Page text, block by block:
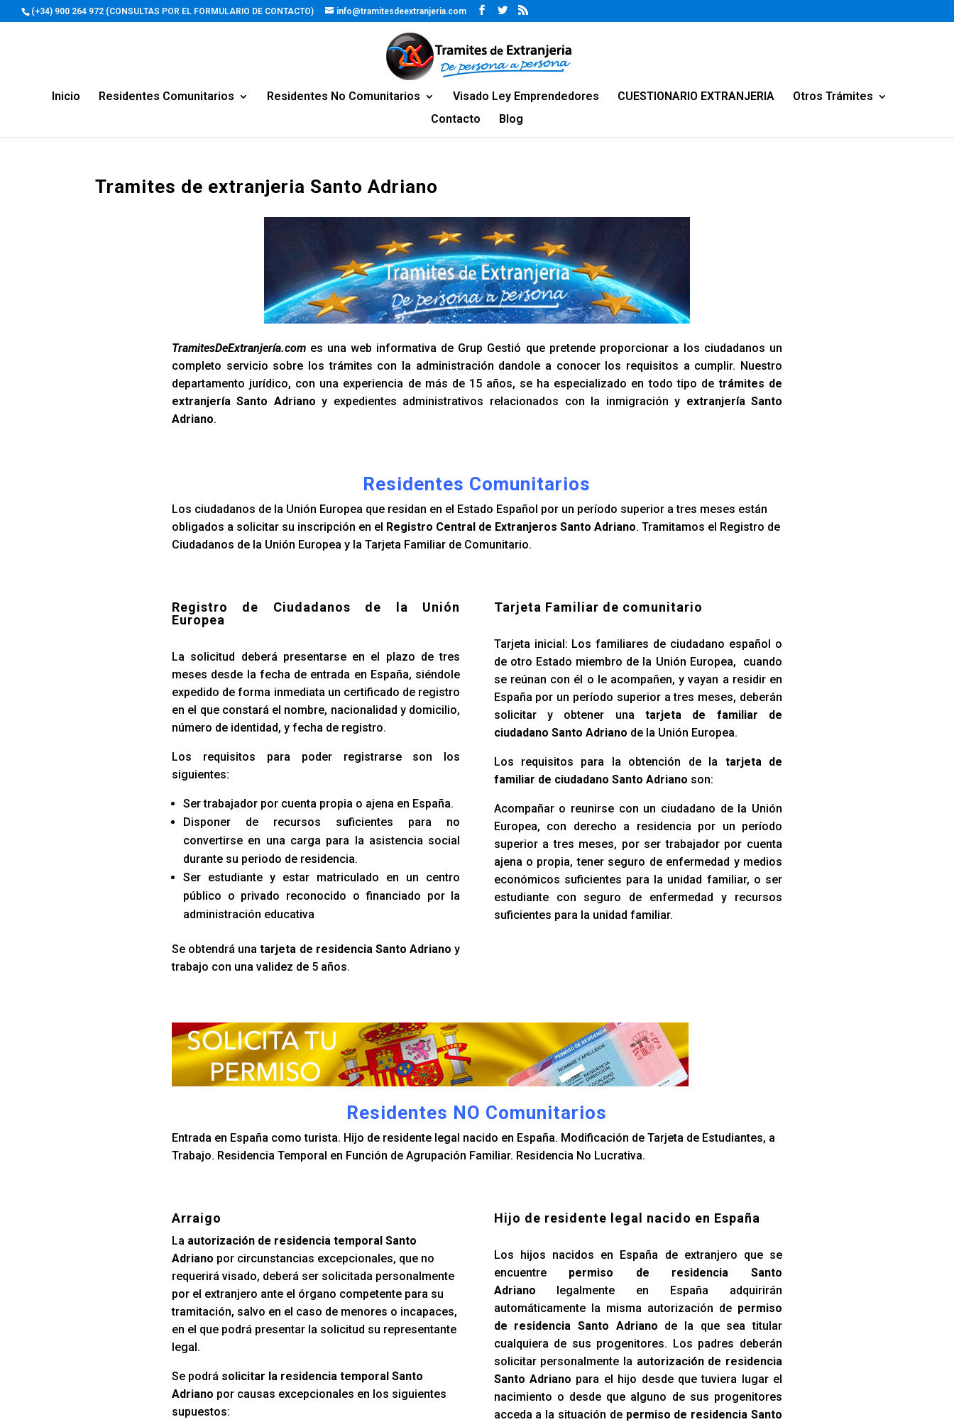
(+34) 900 264 972 (CONSULTAS POR EL FORMULARIO DE CONTACTO) info@tramitesdeextranjeria.com
Inicio Residentes Comunitarios Residentes No Comunitarios Visado Ley Emprendedores CUESTIONARIO EXTRANJERIA
Otros Trámites
Contacto
Blog
Tramites de extranjeria Santo Adriano
TramitesDeExtranjería.comes una web informativa de Grup Gestió que pretende proporcionar a los ciudadanos un
completo servicio sobre los trámites con la administración dandole a conocer los requisitos a cumplir. Nuestro
departamento jurídico, con una experiencia de más de 15 años, se ha especializado en todo tipo de trámites de
extranjería Santo Adriano y expedientes administrativos relacionados con la inmigración y extranjería Santo
Adriano.
Residentes Comunitarios
Los ciudadanos de la Unión Europea que residan en el Estado Español por un período superior a tres meses están
obligados a solicitar su inscripción en el Registro Central de Extranjeros Santo Adriano. Tramitamos el Registro de
Ciudadanos de la Unión Europea y la Tarjeta Familiar de Comunitario.
Registro de Ciudadanos de la Unión
Europea
La solicitud deberá presentarse en el plazo de tres
meses desde la fecha de entrada en España, siéndole
expedido de forma inmediata un certificado de registro
en el que constará el nombre, nacionalidad y domicilio,
número de identidad, y fecha de registro.
Los requisitos para poder registrarse son los
siguientes:
Ser trabajador por cuenta propia o ajena en España.
Disponer de recursos suficientes para no
convertirse en una carga para la asistencia social
durante su periodo de residencia.
Ser estudiante y estar matriculado en un centro
público o privado reconocido o financiado por la
administración educativa
Se obtendrá unatarjeta de residencia Santo Adriano y
trabajo con una validez de 5 años.
Tarjeta Familiar de comunitario
Tarjeta inicial: Los familiares de ciudadano español o
de otro Estado miembro de la Unión Europea, cuando
se reúnan con él o le acompañen, y vayan a residir en
España por un período superior a tres meses, deberán
solicitar y obtener una tarjeta de familiar de
ciudadano Santo Adriano de la Unión Europea.
Los requisitos para la obtención de la tarjeta de
familiar de ciudadano Santo Adriano son:
Acompañar o reunirse con un ciudadano de la Unión
Europea, con derecho a residencia por un período
superior a tres meses, por ser trabajador por cuenta
ajena o propia, tener seguro de enfermedad y medios
económicos suficientes para la unidad familiar, o ser
estudiante con seguro de enfermedad y recursos
suficientes para la unidad familiar.
Residentes NO Comunitarios
Entrada en España como turista. Hijo de residente legal nacido en España. Modificación de Tarjeta de Estudiantes, a
Trabajo. Residencia Temporal en Función de Agrupación Familiar. Residencia No Lucrativa.
Arraigo
La autorización de residencia temporal Santo
Adriano por circunstancias excepcionales, que no
requerirá visado, deberá ser solicitada personalmente
por el extranjero ante el órgano competente para su
tramitación, salvo en el caso de menores o incapaces,
en el que podrá presentar la solicitud su representante
legal.
Se podrá solicitar la residencia temporal Santo
Adriano por causas excepcionales en los siguientes
supuestos:
Hijo de residente legal nacido en España
Los hijos nacidos en España de extranjero que se
encuentre permiso de residencia Santo
Adriano legalmente en España adquirirán
automáticamente la misma autorización de permiso
de residencia Santo Adriano de la que sea titular
cualquiera de sus progenitores. Los padres deberán
solicitar personalmente la autorización de residencia
Santo Adriano para el hijo desde que tuviera lugar el
nacimiento o desde que alguno de sus progenitores
acceda a la situación de permiso de residencia Santo